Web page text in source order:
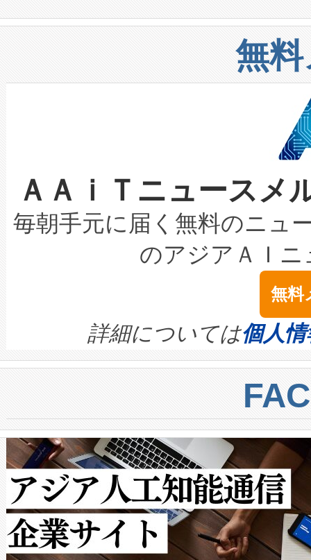
構造化トレーニングカリキュ
上げおよび商用化段階におけ
設備整備および立ち上げ調整
加組織は、Enzeneのバイオ
選定された製品について、自
取得できる可能性もあります
設には、3億～4億ドルかか
最高経営責任者（CEO）であ
す。「当社のfully-connected
ームを利用すれば、6,000万
きます。この効率性は、フェ
安全性を追跡し、確保する事
増加しているデータセンター
る電力網に大きな負担をかけ
事業者の負担軽減という課題
系統連系を迅速にし、ピーク
限を超えて利用可能な電力容
持できるよう貢献します。こ
ービスレベル契約（SLA）違
テリー性能の劣化によるダウ
念は、現在データセンターが
ます。 Voltaiq provides a
quality and reliability for AI
BESS stack to ensure battery
centers. Voltaiqは、ai&のAI
からシステム統合、試運転、
クルの各段階のデータを監視
[…]
や穀物倉庫におけるバルク材
リューション「Avia 2」を発
したAvia 2は、1,000メート
狭視野のFOVを切り替えるこ
ケーブル、枝などの細かな対
なレーザースポットにより、
な環境下でも豊かなディテー
キロメートル範囲を検出
LiDAR for Inspections,
は1535 nmレーザーを搭載。
イズの小径化を実現すること
す。ノーマルモードでは、
ートル先まで検出でき、これ
トに対して約600メートルに
では、反射率10％のターゲッ
で向上し、最大検知距離は
ットだけで最大1キロメート
ルの変電所周囲を監視でき、
作業と点群処理を簡素化でき
無
ＡＡｉＴニュース
毎朝手元に届く無料のニュ
のアジアＡＩ
無料
詳細については個人